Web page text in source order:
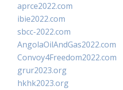
aprce2022.com
ibie2022.com
sbcc-2022.com
AngolaOilAndGas2022.com
Convoy4Freedom2022.com
grur2023.org
hkhk2023.org